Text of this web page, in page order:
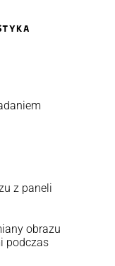
z paneli
obrazu
podczas